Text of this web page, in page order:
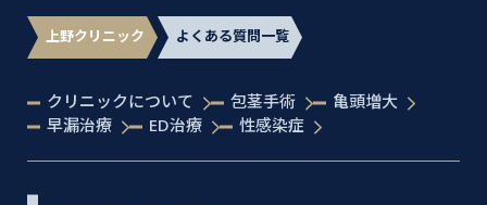
上野クリニック よくある質問一覧
クリニックについて 包茎手術
亀頭増大
早漏治療
ED治療 性感染症